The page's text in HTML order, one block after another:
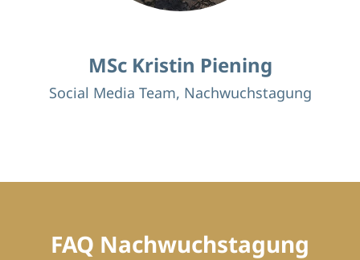
MSc Kristin Piening
Social Media Team, Nachwuchstagung
Zur Website
Geolokation, GPS-Tracking, Seevögel
FAQ Nachwuchstagung